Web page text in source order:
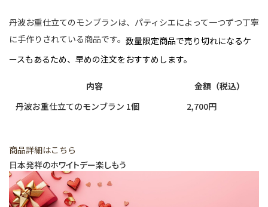
丹波お重仕立てのモンブランは、パティシエによって一つずつ丁寧
に手作りされている商品です。 数量限定商品で売り切れになるケ
ースもあるため、早めの注文をおすすめします。
内容
金額（税込）
丹波お重仕立てのモンブラン 1個
2,700円
商品詳細はこちら
日本発祥のホワイトデー楽しもう